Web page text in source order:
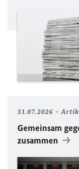
31.07.2026
Gemeinsam
zusammen